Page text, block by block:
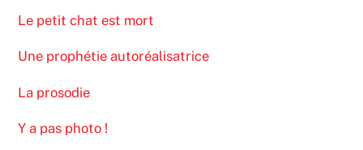
Le petit chat est mort
Une prophétie autoréalisatrice
La prosodie
Y a pas photo !